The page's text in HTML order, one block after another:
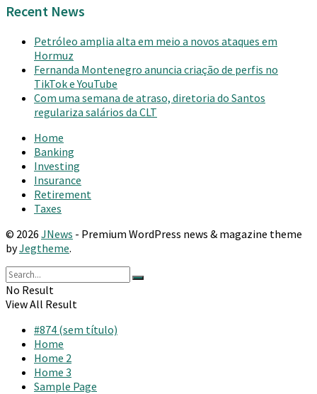
Recent News
Petróleo amplia alta em meio a novos ataques em
Hormuz
Fernanda Montenegro anuncia criação de perfis no
TikTok e YouTube
Com uma semana de atraso, diretoria do Santos
regulariza salários da CLT
Home
Banking
Investing
Insurance
Retirement
Taxes
© 2026 JNews - Premium WordPress news & magazine theme
byJegtheme.
No Result
View All Result
#874 (sem título)
Home
Home 2
Home 3
Sample Page